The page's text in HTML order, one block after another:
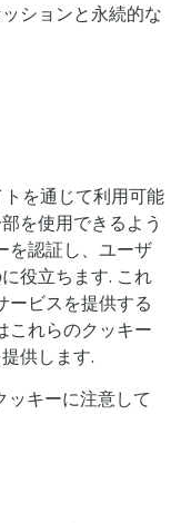
ションと永続的な
を通じて利用可能
を使用できるよう
を認証し、ユーザ
役立ちます. これ
ービスを提供する
これらのクッキー
供します.
キーに注意して